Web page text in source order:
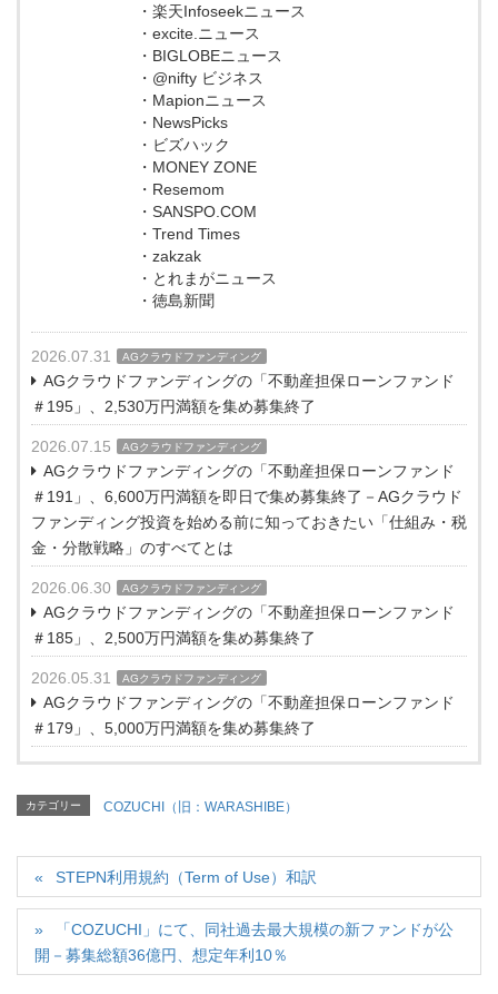
・楽天Infoseekニュース
・excite.ニュース
・BIGLOBEニュース
・@nifty ビジネス
・Mapionニュース
・NewsPicks
・ビズハック
・MONEY ZONE
・Resemom
・SANSPO.COM
・Trend Times
・zakzak
・とれまがニュース
・徳島新聞
2026.07.31 AGクラウドファンディング
AGクラウドファンディングの「不動産担保ローンファンド
＃195」、2,530万円満額を集め募集終了
2026.07.15 AGクラウドファンディング
AGクラウドファンディングの「不動産担保ローンファンド
＃191」、6,600万円満額を即日で集め募集終了－AGクラウド
ファンディング投資を始める前に知っておきたい「仕組み・税
金・分散戦略」のすべてとは
2026.06.30 AGクラウドファンディング
AGクラウドファンディングの「不動産担保ローンファンド
＃185」、2,500万円満額を集め募集終了
2026.05.31 AGクラウドファンディング
AGクラウドファンディングの「不動産担保ローンファンド
＃179」、5,000万円満額を集め募集終了
カテゴリー COZUCHI（旧：WARASHIBE）
STEPN利用規約（Term of Use）和訳
「COZUCHI」にて、同社過去最大規模の新ファンドが公
開－募集総額36億円、想定年利10％